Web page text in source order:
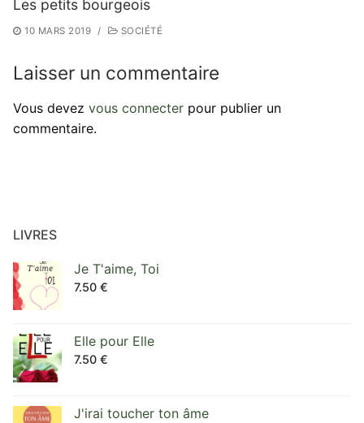
Les petits bourgeois
10 MARS 2019 / SOCIÉTÉ
Laisser un commentaire
Vous devez vous connecter pour publier un
commentaire.
LIVRES
Je T'aime, Toi
7.50 €
Elle pour Elle
7.50 €
J'irai toucher ton âme